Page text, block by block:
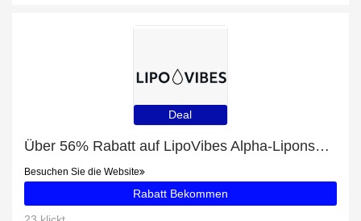
Deal
Über 56% Rabatt auf LipoVibes Alpha-Liponsäure - Fördert den Energiestoffwechsel - 30ml nur für EU-Kunden
Besuchen Sie die Website
Rabatt Bekommen